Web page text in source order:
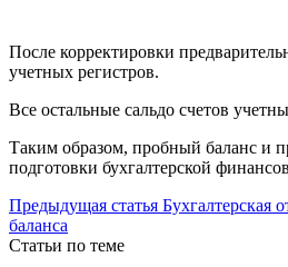
После корректировки
учетных регистров.
Все остальные сальдо счетов
Таким образом, пробный баланс и
подготовки бухгалтерской
Предыдущая статья Бухгалтерская
баланса
Статьи по теме